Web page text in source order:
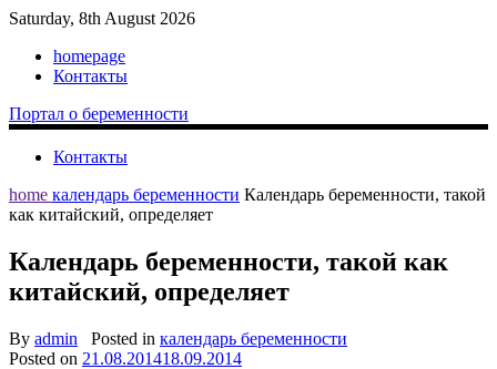
Saturday, 8th August 2026
homepage
Контакты
Портал о беременности
Контакты
home календарь беременности Календарь беременности, такой
как китайский, определяет
Календарь беременности, такой как
китайский, определяет
By admin Posted in календарь беременности
Posted on 21.08.201418.09.2014